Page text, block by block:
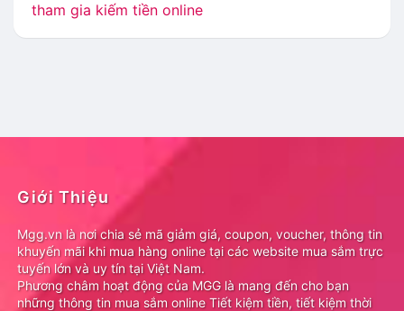
tham gia kiếm tiền online
Giới Thiệu
Mgg.vn là nơi chia sẻ mã giảm giá, coupon, voucher, thông tin
khuyến mãi khi mua hàng online tại các website mua sắm trực
tuyến lớn và uy tín tại Việt Nam.
Phương châm hoạt động của MGG là mang đến cho bạn
những thông tin mua sắm online Tiết kiệm tiền, tiết kiệm thời